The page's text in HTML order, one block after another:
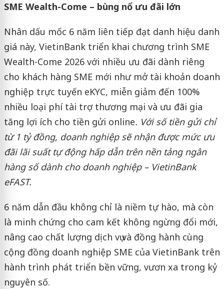
SME Wealth-Come – bùng nổ ưu đãi lớn
Nhân dấu mốc 6 năm liên tiếp đạt danh hiệu danh
giá này, VietinBank triển khai chương trình SME
Wealth-Come 2026 với nhiều ưu đãi dành riêng
cho khách hàng SME mới như mở tài khoản doanh
nghiệp trực tuyến eKYC, miễn giảm đến 100%
nhiều loại phí tài trợ thương mại và ưu đãi gia
tăng lợi ích cho tiền gửi online. Với số tiền gửi chỉ
từ 1 tỷ đồng, doanh nghiệp sẽ nhận được mức ưu
đãi lãi suất tự động hấp dẫn trên nền tảng ngân
hàng số dành cho doanh nghiệp – VietinBank
eFAST.
6 năm dẫn đầu không chỉ là niềm tự hào, mà còn
là minh chứng cho cam kết không ngừng đổi mới,
nâng cao chất lượng dịch vụ và đồng hành cùng
cộng đồng doanh nghiệp SME của VietinBank trên
hành trình phát triển bền vững, vươn xa trong kỷ
nguyên số.